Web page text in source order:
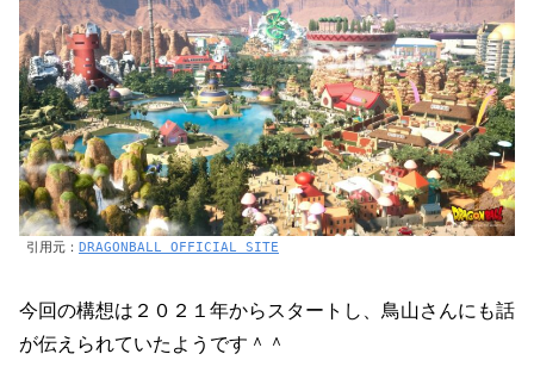
引用元： DRAGONBALL OFFICIAL SITE
今回の構想は２０２１年からスタートし、鳥山さんにも話
が伝えられていたようです＾＾